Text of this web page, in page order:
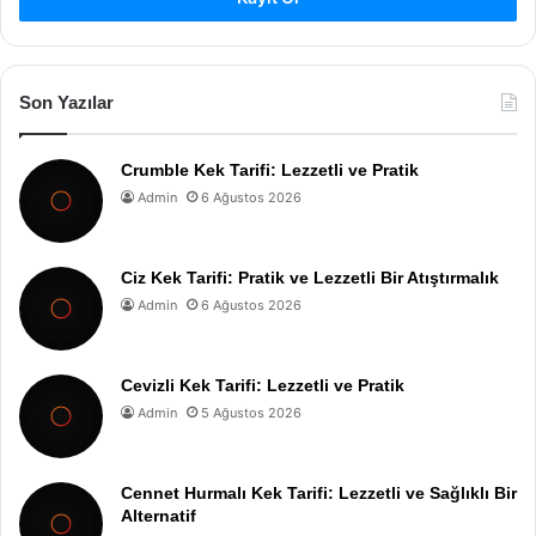
Son Yazılar
Crumble Kek Tarifi: Lezzetli ve Pratik
Admin 6 Ağustos 2026
Ciz Kek Tarifi: Pratik ve Lezzetli Bir Atıştırmalık
Admin 6 Ağustos 2026
Cevizli Kek Tarifi: Lezzetli ve Pratik
Admin 5 Ağustos 2026
Cennet Hurmalı Kek Tarifi: Lezzetli ve Sağlıklı Bir
Alternatif